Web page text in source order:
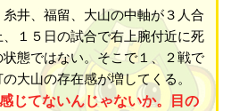
井、福留、大山の中軸が３人合
１５日の試合で右上腕付近に死
態ではない。そこで１、２戦で
大山の存在感が増してくる。
じてないんじゃないか。目の